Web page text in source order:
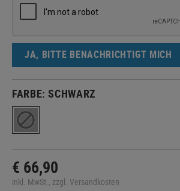
JA, BITTE BENACHRICHTIGT MICH
FARBE:SCHWARZ
€ 66,90
inkl. MwSt., zzgl. Versandkosten